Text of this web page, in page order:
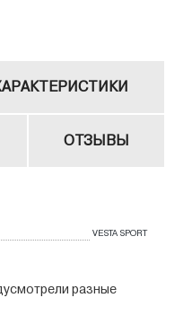
ОТЗЫВЫ
VESTA SPORT
разные